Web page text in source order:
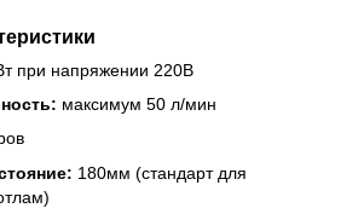
при напряжении 220В
максимум 50 л/мин
180мм (стандарт для